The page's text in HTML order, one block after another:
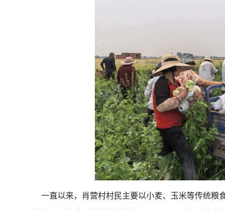
一直以来，肖营村村民主要以小麦、玉米等传统粮